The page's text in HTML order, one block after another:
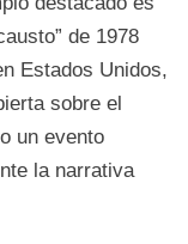
de 1978
Estados Unidos,
sobre el
un evento
la narrativa